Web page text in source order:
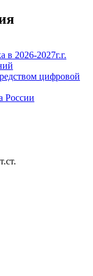
в 2026-2027г.г.
цифровой
России